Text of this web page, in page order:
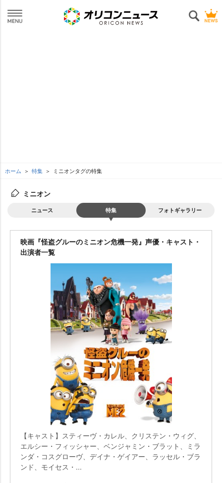
ホーム 特集 ミニオンタグの特集
ミニオン
ニュース 特集 フォトギャラリー
映画『怪盗グルーのミニオン危機一発』声優・キャスト・
出演者一覧
【キャスト】スティーヴ・カレル、クリステン・ウィグ、
エルシー・フィッシャー、ベンジャミン・ブラット、ミラ
ンダ・コスグローヴ、デイナ・ゲイアー、ラッセル・ブラ
ンド、モイセス・...